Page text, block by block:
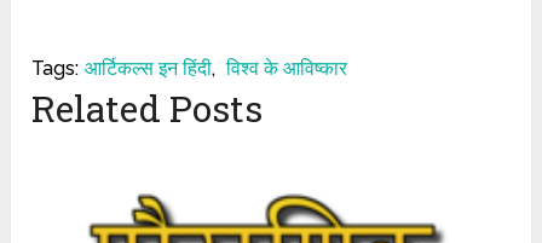
Tags: आर्टिकल्स इन हिंदी, विश्व के आविष्कार
Related Posts